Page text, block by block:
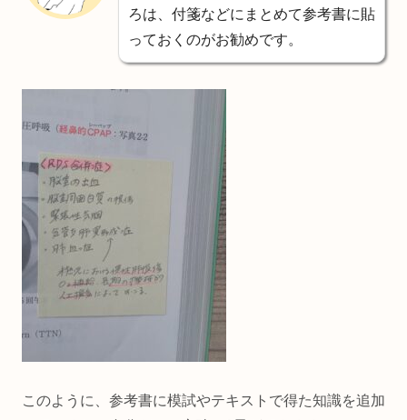
ろは、付箋などにまとめて参考書に貼
っておくのがお勧めです。
このように、参考書に模試やテキストで得た知識を追加